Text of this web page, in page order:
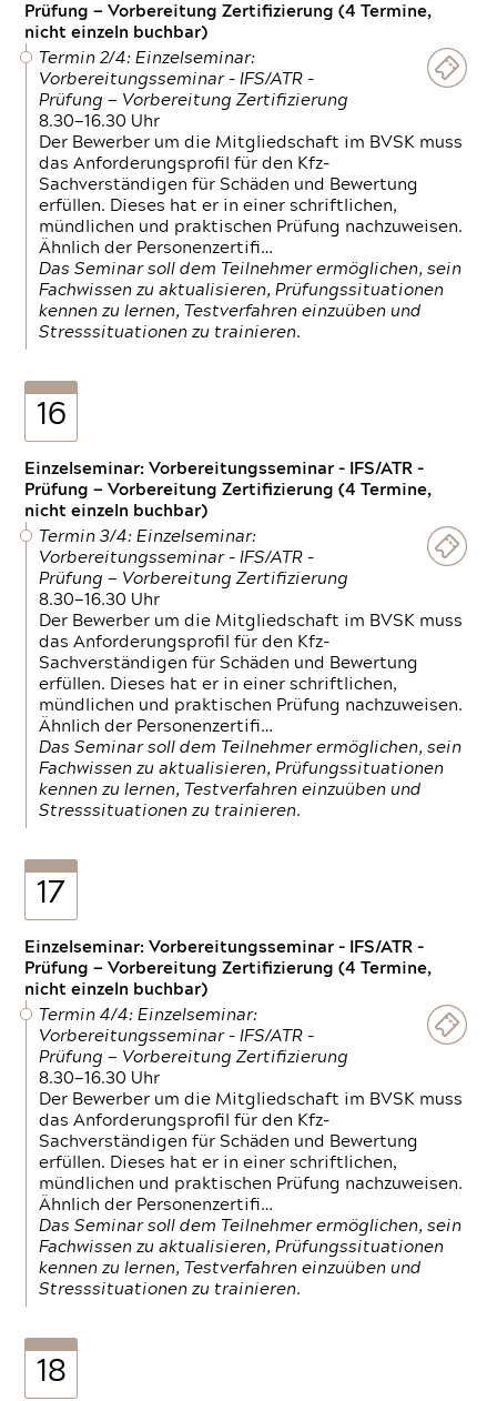
Prüfung — Vorbereitung Zertifizierung (4 Termine,
nicht einzeln buchbar)
Termin 2/4: Einzelseminar:
Vorbereitungsseminar - IFS/ATR -
Prüfung — Vorbereitung Zertifizierung
8.30—16.30 Uhr
Der Bewerber um die Mitgliedschaft im BVSK muss
das Anforderungsprofil für den Kfz-
Sachverständigen für Schäden und Bewertung
erfüllen. Dieses hat er in einer schriftlichen,
mündlichen und praktischen Prüfung nachzuweisen.
Ähnlich der Personenzertifi…
Das Seminar soll dem Teilnehmer ermöglichen, sein
Fachwissen zu aktualisieren, Prüfungssituationen
kennen zu lernen, Testverfahren einzuüben und
Stresssituationen zu trainieren.
16
Einzelseminar: Vorbereitungsseminar - IFS/ATR -
Prüfung — Vorbereitung Zertifizierung (4 Termine,
nicht einzeln buchbar)
Termin 3/4: Einzelseminar:
Vorbereitungsseminar - IFS/ATR -
Prüfung — Vorbereitung Zertifizierung
8.30—16.30 Uhr
Der Bewerber um die Mitgliedschaft im BVSK muss
das Anforderungsprofil für den Kfz-
Sachverständigen für Schäden und Bewertung
erfüllen. Dieses hat er in einer schriftlichen,
mündlichen und praktischen Prüfung nachzuweisen.
Ähnlich der Personenzertifi…
Das Seminar soll dem Teilnehmer ermöglichen, sein
Fachwissen zu aktualisieren, Prüfungssituationen
kennen zu lernen, Testverfahren einzuüben und
Stresssituationen zu trainieren.
17
Einzelseminar: Vorbereitungsseminar - IFS/ATR -
Prüfung — Vorbereitung Zertifizierung (4 Termine,
nicht einzeln buchbar)
Termin 4/4: Einzelseminar:
Vorbereitungsseminar - IFS/ATR -
Prüfung — Vorbereitung Zertifizierung
8.30—16.30 Uhr
Der Bewerber um die Mitgliedschaft im BVSK muss
das Anforderungsprofil für den Kfz-
Sachverständigen für Schäden und Bewertung
erfüllen. Dieses hat er in einer schriftlichen,
mündlichen und praktischen Prüfung nachzuweisen.
Ähnlich der Personenzertifi…
Das Seminar soll dem Teilnehmer ermöglichen, sein
Fachwissen zu aktualisieren, Prüfungssituationen
kennen zu lernen, Testverfahren einzuüben und
Stresssituationen zu trainieren.
18